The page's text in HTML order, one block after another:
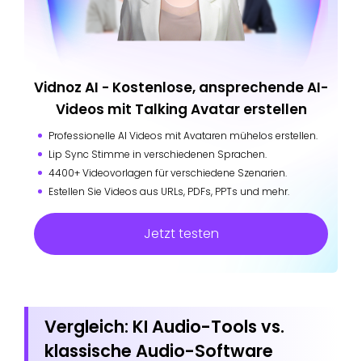
Vidnoz AI - Kostenlose, ansprechende AI-
Videos mit Talking Avatar erstellen
Professionelle AI Videos mit Avataren mühelos erstellen.
Lip Sync Stimme in verschiedenen Sprachen.
4400+ Videovorlagen für verschiedene Szenarien.
Estellen Sie Videos aus URLs, PDFs, PPTs und mehr.
Jetzt testen
Vergleich: KI Audio-Tools vs.
klassische Audio-Software